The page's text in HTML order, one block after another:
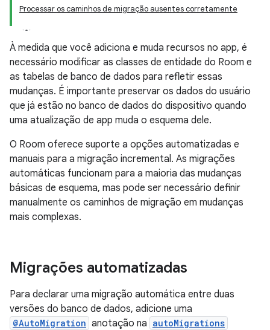
Processar os caminhos de migração ausentes corretamente
À medida que você adiciona e muda recursos no app, é
necessário modificar as classes de entidade do Room e
as tabelas de banco de dados para refletir essas
mudanças. É importante preservar os dados do usuário
que já estão no banco de dados do dispositivo quando
uma atualização de app muda o esquema dele.
O Room oferece suporte a opções automatizadas e
manuais para a migração incremental. As migrações
automáticas funcionam para a maioria das mudanças
básicas de esquema, mas pode ser necessário definir
manualmente os caminhos de migração em mudanças
mais complexas.
Migrações automatizadas
Para declarar uma migração automática entre duas
versões do banco de dados, adicione uma
@AutoMigration anotação na autoMigrations